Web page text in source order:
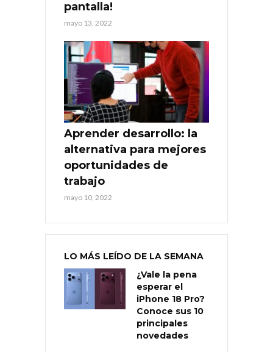
pantalla!
mayo 13, 2022
Aprender desarrollo: la
alternativa para mejores
oportunidades de
trabajo
mayo 10, 2022
LO MÁS LEÍDO DE LA SEMANA
¿Vale la pena
esperar el
iPhone 18 Pro?
Conoce sus 10
principales
novedades